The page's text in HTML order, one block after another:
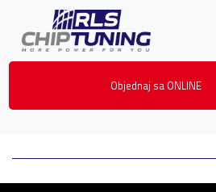
Objednaj sa ONLINE